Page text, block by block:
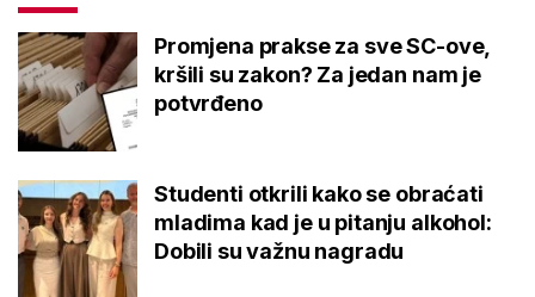
Promjena prakse za sve SC-ove,
kršili su zakon? Za jedan nam je
potvrđeno
Studenti otkrili kako se obraćati
mladima kad je u pitanju alkohol:
Dobili su važnu nagradu